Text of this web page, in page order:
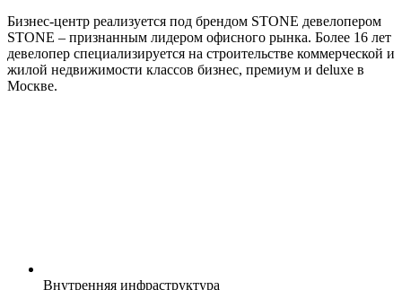
Бизнес-центр реализуется под брендом STONE девелопером
STONE – признанным лидером офисного рынка. Более 16 лет
девелопер специализируется на строительстве коммерческой и
жилой недвижимости классов бизнес, премиум и deluxe в
Москве.
Внутренняя инфраструктура